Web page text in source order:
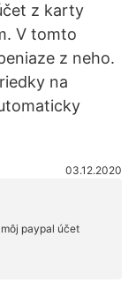
z karty
V tomto
z neho.
na
03.12.2020